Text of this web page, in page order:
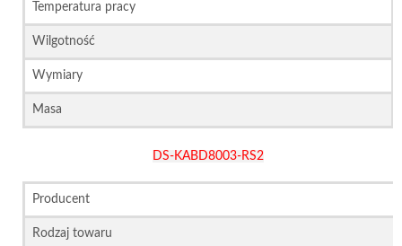
Temperatura pracy
Wilgotność
Wymiary
Masa
DS-KABD8003-RS2
Producent
Rodzaj towaru